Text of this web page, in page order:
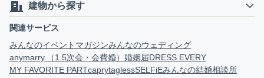
建物から探す
関連サービス
みんなのイベントマガジンみんなのウェディング
anymarry.（1.5次会・会費婚） 婚姻届DRESS EVERY
MY FAVORITE PARTcaprytaglessSELFiEみんなの結婚相談所